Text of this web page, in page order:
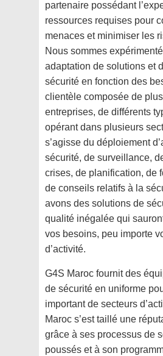
partenaire possédant
ressources requises pour
menaces et minimiser les
Nous sommes
adaptation de solutions et
sécurité en fonction des
clientèle composée de
entreprises, de différents
opérant dans plusieurs
s’agisse du déploiement
sécurité, de surveillance,
crises, de planification, de
de conseils relatifs à la
avons des solutions de
qualité inégalée qui
vos besoins, peu importe
d’activité.
G4S Maroc fournit des
de sécurité en uniforme
important de secteurs
Maroc s’est taillé une
grâce à ses processus de
poussés et à son